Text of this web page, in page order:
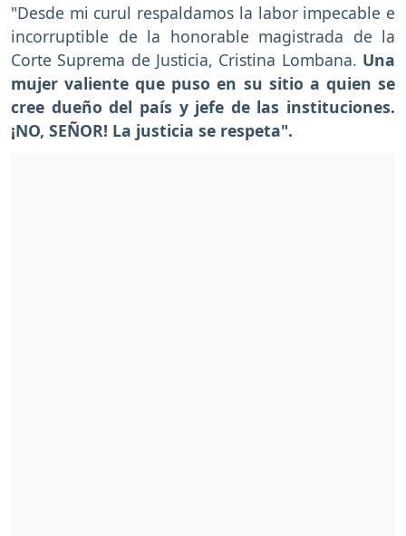
"Desde mi curul respaldamos la labor impecable e
incorruptible de la honorable magistrada de la
Corte Suprema de Justicia, Cristina Lombana. Una
mujer valiente que puso en su sitio a quien se
cree dueño del país y jefe de las instituciones.
¡NO, SEÑOR! La justicia se respeta".